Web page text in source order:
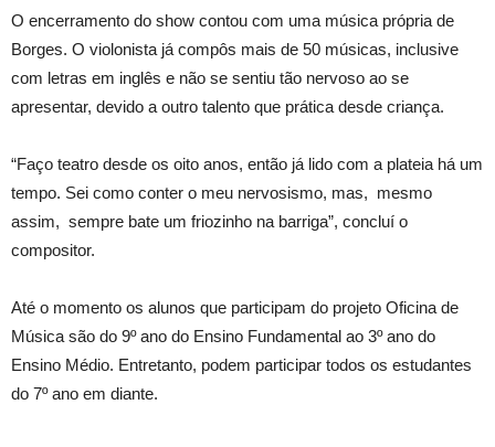
O encerramento do show contou com uma música própria de
Borges. O violonista já compôs mais de 50 músicas, inclusive
com letras em inglês e não se sentiu tão nervoso ao se
apresentar, devido a outro talento que prática desde criança.
“Faço teatro desde os oito anos, então já lido com a plateia há um
tempo. Sei como conter o meu nervosismo, mas, mesmo
assim, sempre bate um friozinho na barriga”, concluí o
compositor.
Até o momento os alunos que participam do projeto Oficina de
Música são do 9º ano do Ensino Fundamental ao 3º ano do
Ensino Médio. Entretanto, podem participar todos os estudantes
do 7º ano em diante.